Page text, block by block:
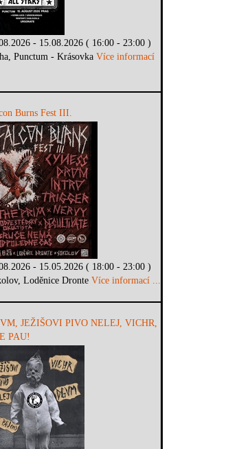
- 15.08.2026 ( 16:00 - 23:00 )
Punctum - KrásovkaVíce informací
Burns Fest III.
- 15.05.2026 ( 18:00 - 23:00 )
Loděnice DronteVíce informací ...
JEŽIŠOVI PIVO NELEJ, VICHR,
PAU!